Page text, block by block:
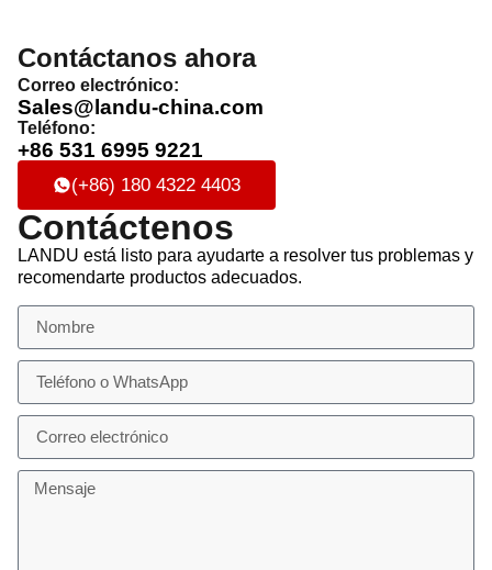
Contáctanos ahora
Correo electrónico:
Sales@landu-china.com
Teléfono:
+86 531 6995 9221
(+86) 180 4322 4403
Contáctenos
LANDU está listo para ayudarte a resolver tus problemas y
recomendarte productos adecuados.